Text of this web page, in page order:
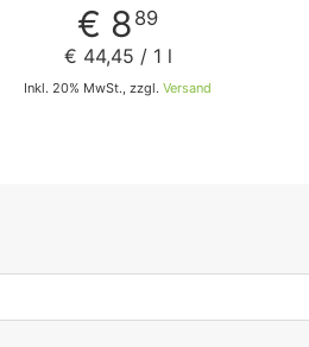
€ 8 89
Inkl. 20% MwSt., zzgl. Versand
€ 44,45 / 1 l